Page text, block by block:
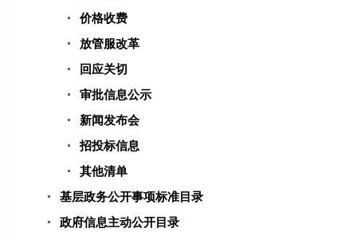
价格收费
放管服改革
回应关切
审批信息公示
新闻发布会
招投标信息
其他清单
基层政务公开事项标准目录
政府信息主动公开目录